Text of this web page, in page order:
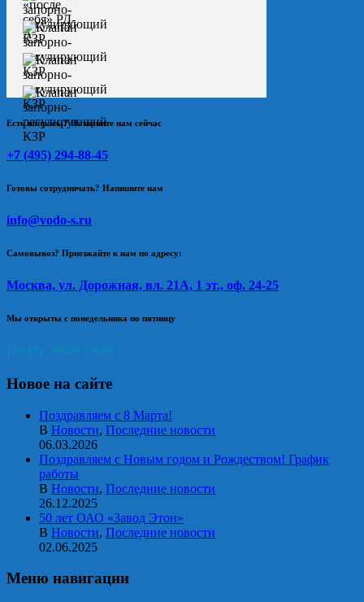
Есть вопросы? Позвоните нам сейчас
+7 (495) 294-88-45
Готовы сотрудничать? Напишите нам
info@vodo-s.ru
Самовывоз? Приезжайте к нам по адресу:
Москва, ул. Дорожная, вл. 21А, 1 эт., оф. 24-25
Мы открыты с понедельника по пятницу
Новое на сайте
Поздравляем с 8 Марта!
В Новости, Последние новости
06.03.2026
Поздравляем с Новым годом и Рождеством! График
работы
В Новости, Последние новости
26.12.2025
50 лет ОАО «Завод Этон»
В Новости, Последние новости
02.06.2025
Меню навигации